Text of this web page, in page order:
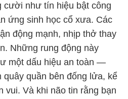
cười như tín hiệu bật công
ứng sinh học cổ xưa. Các
động mạnh, nhịp thở thay
Những rung động này
một dấu hiệu an toàn —
quây quần bên đống lửa, kể
vui. Và khi não tin rằng bạn